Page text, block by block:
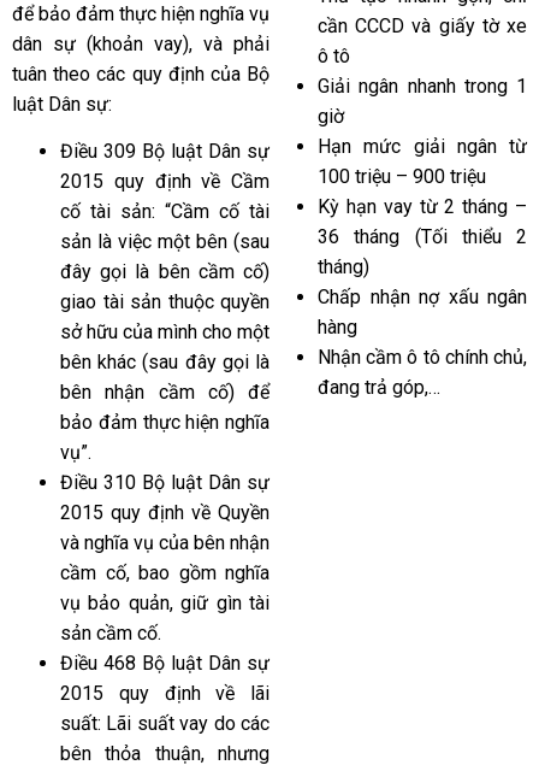
để bảo đảm thực hiện nghĩa vụ
dân sự (khoản vay), và phải
tuân theo các quy định của Bộ
luật Dân sự:
Điều 309 Bộ luật Dân sự
2015 quy định về Cầm
cố tài sản: “Cầm cố tài
sản là việc một bên (sau
đây gọi là bên cầm cố)
giao tài sản thuộc quyền
sở hữu của mình cho một
bên khác (sau đây gọi là
bên nhận cầm cố) để
bảo đảm thực hiện nghĩa
vụ”.
Điều 310 Bộ luật Dân sự
2015 quy định về Quyền
và nghĩa vụ của bên nhận
cầm cố, bao gồm nghĩa
vụ bảo quản, giữ gìn tài
sản cầm cố.
Điều 468 Bộ luật Dân sự
2015 quy định về lãi
suất: Lãi suất vay do các
bên thỏa thuận, nhưng
cần CCCD và giấy tờ xe
ô tô
Giải ngân nhanh trong 1
giờ
Hạn mức giải ngân từ
100 triệu – 900 triệu
Kỳ hạn vay từ 2 tháng –
36 tháng (Tối thiểu 2
tháng)
Chấp nhận nợ xấu ngân
hàng
Nhận cầm ô tô chính chủ,
đang trả góp,…